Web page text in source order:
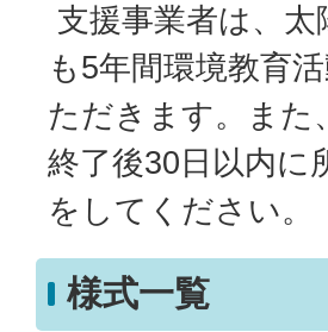
支援事業者は、
も5年間環境教育
ただきます。また
終了後30日以内に
をしてください。
様式一覧